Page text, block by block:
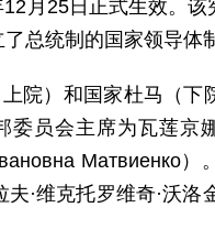
月25日正式生效。
总统制的国家领导体
院）和国家杜马（下
员会主席为瓦莲京
Матвиенко）
·维克托罗维奇·沃洛